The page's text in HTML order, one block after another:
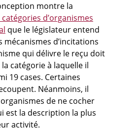
montre la
d’organismes
que le législateur entend
d’incitations
qui délivre le reçu doit
catégorie à laquelle il
19 cases. Certaines
Néanmoins, il
de ne cocher
est la description la plus
activité.